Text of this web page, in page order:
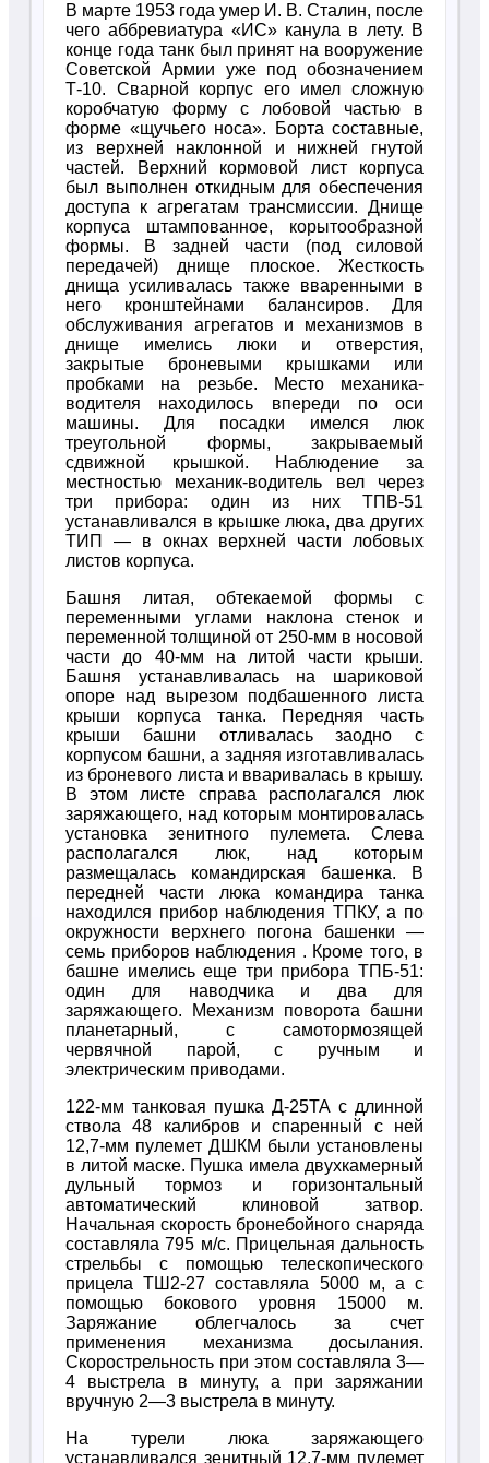
В марте 1953 года умер И. В. Сталин, после
чего аббревиатура «ИС» канула в лету. В
конце года танк был принят на вооружение
Советской Армии уже под обозначением
Т-10. Сварной корпус его имел сложную
коробчатую форму с лобовой частью в
форме «щучьего носа». Борта составные,
из верхней наклонной и нижней гнутой
частей. Верхний кормовой лист корпуса
был выполнен откидным для обеспечения
доступа к агрегатам трансмиссии. Днище
корпуса штампованное, корытообразной
формы. В задней части (под силовой
передачей) днище плоское. Жесткость
днища усиливалась также вваренными в
него кронштейнами балансиров. Для
обслуживания агрегатов и механизмов в
днище имелись люки и отверстия,
закрытые броневыми крышками или
пробками на резьбе. Место механика-
водителя находилось впереди по оси
машины. Для посадки имелся люк
треугольной формы, закрываемый
сдвижной крышкой. Наблюдение за
местностью механик-водитель вел через
три прибора: один из них ТПВ-51
устанавливался в крышке люка, два других
ТИП — в окнах верхней части лобовых
листов корпуса.
Башня литая, обтекаемой формы с
переменными углами наклона стенок и
переменной толщиной от 250-мм в носовой
части до 40-мм на литой части крыши.
Башня устанавливалась на шариковой
опоре над вырезом подбашенного листа
крыши корпуса танка. Передняя часть
крыши башни отливалась заодно с
корпусом башни, а задняя изготавливалась
из броневого листа и вваривалась в крышу.
В этом листе справа располагался люк
заряжающего, над которым монтировалась
установка зенитного пулемета. Слева
располагался люк, над которым
размещалась командирская башенка. В
передней части люка командира танка
находился прибор наблюдения ТПКУ, а по
окружности верхнего погона башенки —
семь приборов наблюдения . Кроме того, в
башне имелись еще три прибора ТПБ-51:
один для наводчика и два для
заряжающего. Механизм поворота башни
планетарный, с самотормозящей
червячной парой, с ручным и
электрическим приводами.
122-мм танковая пушка Д-25ТА с длинной
ствола 48 калибров и спаренный с ней
12,7-мм пулемет ДШКМ были установлены
в литой маске. Пушка имела двухкамерный
дульный тормоз и горизонтальный
автоматический клиновой затвор.
Начальная скорость бронебойного снаряда
составляла 795 м/с. Прицельная дальность
стрельбы с помощью телескопического
прицела ТШ2-27 составляла 5000 м, а с
помощью бокового уровня 15000 м.
Заряжание облегчалось за счет
применения механизма досылания.
Скорострельность при этом составляла 3—
4 выстрела в минуту, а при заряжании
вручную 2—3 выстрела в минуту.
На турели люка заряжающего
устанавливался зенитный 12,7-мм пулемет